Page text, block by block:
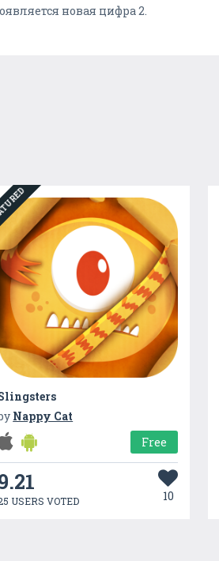
новая цифра 2.
Nappy Cat
Free
USERS VOTED 10